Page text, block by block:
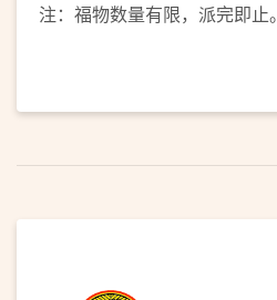
注：福物数量有限，派完即止。